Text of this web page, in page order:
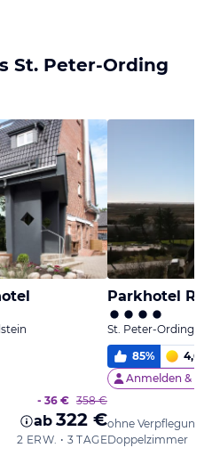
St. Peter-Ording
- 36 € 358 €
ab 322 €
2 ERW. • 3 TAGE
Parkhotel
St. Peter-Ording,
85% 4,6
Anmelden &
ohne Verpflegung
Doppelzimmer